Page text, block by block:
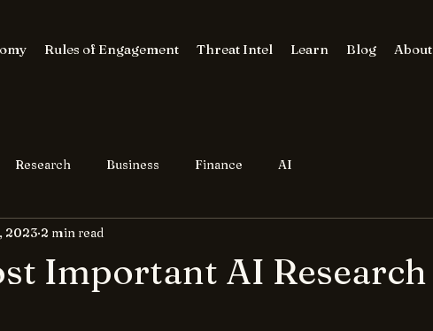
Rules of Engagement Threat Intel Learn Blog About
Research Business Finance AI
Important AI Research
2023 2 min read